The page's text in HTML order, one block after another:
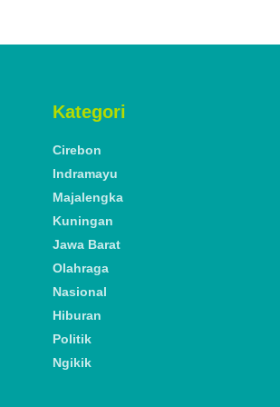
Kategori
Cirebon
Indramayu
Majalengka
Kuningan
Jawa Barat
Olahraga
Nasional
Hiburan
Politik
Ngikik